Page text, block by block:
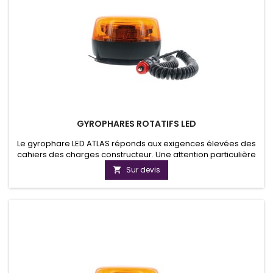
GYROPHARES ROTATIFS LED
Le gyrophare LED ATLAS réponds aux exigences élevées des
cahiers des charges constructeur. Une attention particulière
a été portée à la gestion thermique des LED pour assurer une
durée de vie...
 Sur devis